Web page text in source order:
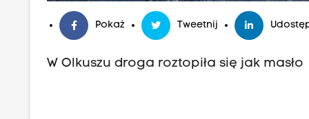
Pokaż Tweetnij
W Olkuszu droga roztopiła się jak masło